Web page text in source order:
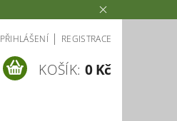
PŘIHLÁŠENÍ | REGISTRACE
KOŠÍK: 0 Kč